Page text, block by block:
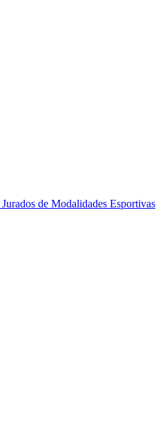
Jurados de Modalidades Esportivas